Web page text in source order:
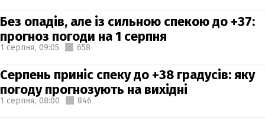
Без опадів, але із сильною спекою до +37:
прогноз погоди на 1 серпня
1 серпня, 09:05 658
Серпень приніс спеку до +38 градусів: яку
погоду прогнозують на вихідні
1 серпня, 08:00 846